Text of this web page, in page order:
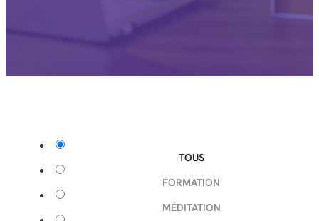
TOUS
FORMATION
MÉDITATION